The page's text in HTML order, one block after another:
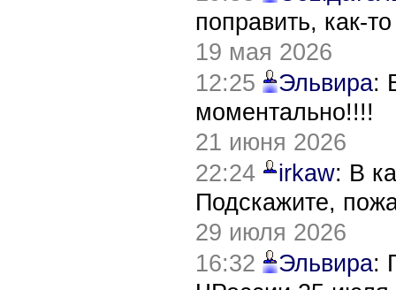
поправить, как-
19 мая 2026
12:25
Эльвира:
моментально!!!!
21 июня 2026
22:24
irkaw: В
Подскажите,
29 июля 2026
16:32
Эльвира: